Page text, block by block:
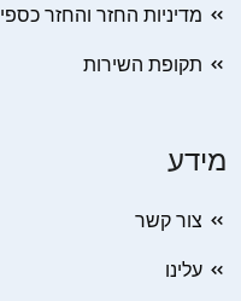
מדיניות החזר והחזר כספי
תקופת השירות
מידע
צור קשר
עלינו